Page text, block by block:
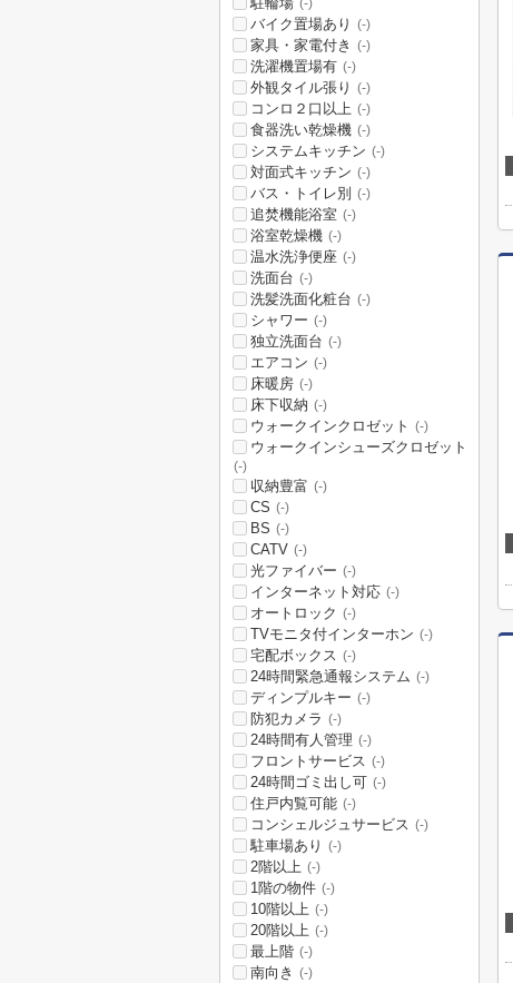
(-)
バイク置場あり (-)
家具・家電付き (-)
洗濯機置場有 (-)
外観タイル張り (-)
コンロ２口以上 (-)
食器洗い乾燥機 (-)
システムキッチン (-)
対面式キッチン (-)
バス・トイレ別 (-)
追焚機能浴室 (-)
浴室乾燥機 (-)
温水洗浄便座 (-)
洗面台 (-)
洗髪洗面化粧台 (-)
シャワー (-)
独立洗面台 (-)
エアコン (-)
床暖房 (-)
床下収納 (-)
ウォークインクロゼット (-)
ウォークインシューズクロゼット
(-)
収納豊富 (-)
CS (-)
BS (-)
CATV (-)
光ファイバー (-)
インターネット対応 (-)
オートロック (-)
TVモニタ付インターホン (-)
宅配ボックス (-)
24時間緊急通報システム (-)
ディンプルキー (-)
防犯カメラ (-)
24時間有人管理 (-)
フロントサービス (-)
24時間ゴミ出し可 (-)
住戸内覧可能 (-)
コンシェルジュサービス (-)
駐車場あり (-)
2階以上 (-)
1階の物件 (-)
10階以上 (-)
20階以上 (-)
最上階 (-)
南向き (-)